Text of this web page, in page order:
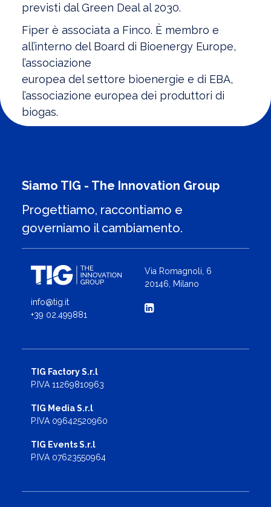
previsti dal Green Deal al 2030.
Fiper è associata a Finco. È membro e
all’interno del Board di Bioenergy Europe,
l’associazione
europea del settore bioenergie e di EBA,
l’associazione europea dei produttori di
biogas.
Siamo TIG - The Innovation Group
Progettiamo, raccontiamo e
governiamo il cambiamento.
info@tig.it
+39 02.499881
Via Romagnoli, 6
20146, Milano
TIG Factory S.r.l
P.IVA 11269810963
TIG Media S.r.l
P.IVA 09642520960
TIG Events S.r.l
P.IVA 07623550964